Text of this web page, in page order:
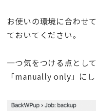
お使いの環境に合わせ
ておいてください。
一つ気をつける点とし
「manually only」にし